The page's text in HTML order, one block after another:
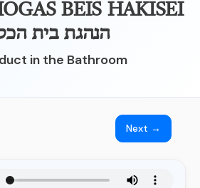
BEIS HAKISEI
- הנהגת בית
in the Bathroom
Next →